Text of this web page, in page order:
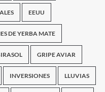
EEUU
DE YERBA MATE
GRIPE AVIAR
INVERSIONES LLUVIAS